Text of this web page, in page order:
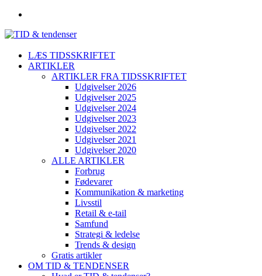
LÆS TIDSSKRIFTET
ARTIKLER
ARTIKLER FRA TIDSSKRIFTET
Udgivelser 2026
Udgivelser 2025
Udgivelser 2024
Udgivelser 2023
Udgivelser 2022
Udgivelser 2021
Udgivelser 2020
ALLE ARTIKLER
Forbrug
Fødevarer
Kommunikation & marketing
Livsstil
Retail & e-tail
Samfund
Strategi & ledelse
Trends & design
Gratis artikler
OM TID & TENDENSER